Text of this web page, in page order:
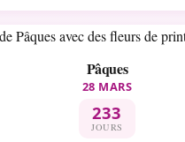
Pâques
28 MARS
233
JOURS